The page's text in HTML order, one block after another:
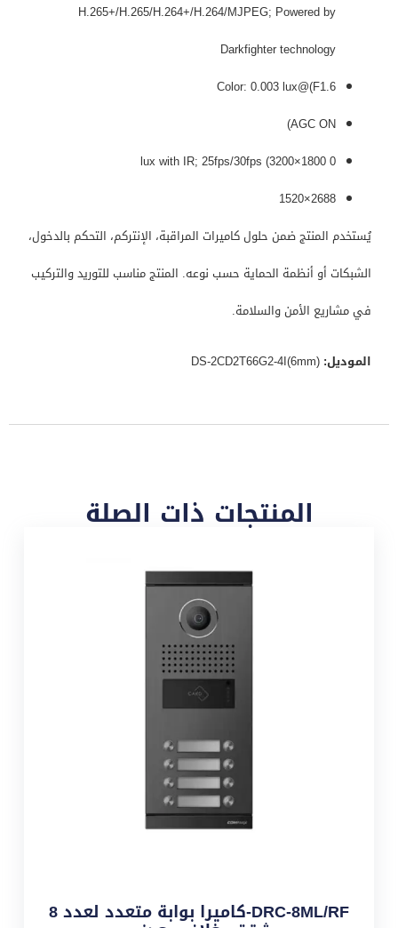
H.265+/H.265/H.264+/H.264/MJPEG; Powered by
Darkfighter technology
Color: 0.003 lux@(F1.6
AGC ON)
0 lux with IR; 25fps/30fps (3200×1800
2688×1520
يُستخدم المنتج ضمن حلول كاميرات المراقبة، الإنتركم، التحكم بالدخول،
الشبكات أو أنظمة الحماية حسب نوعه. المنتج مناسب للتوريد والتركيب
في مشاريع الأمن والسلامة.
الموديل:
المنتجات ذات الصلة
DRC-8ML/RF-كاميرا بوابة متعدد لعدد 8